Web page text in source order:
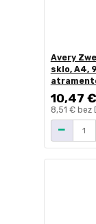
Avery
sklo, A4,
10,47 €
8,51 € bez